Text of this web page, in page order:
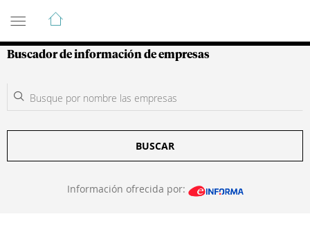
Guía de Empresas Colombianas
Buscador de información de empresas
BUSCAR
Información ofrecida por: